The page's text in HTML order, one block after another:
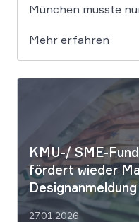
München musste
erreichen, um
Nachahmung zu
verdeutlicht, dass
Algorithmen ohne
Schutzraum des […]
Mehr erfahren
KMU-/ SME-
fördert wieder
Designanmeldung
27.01.2026